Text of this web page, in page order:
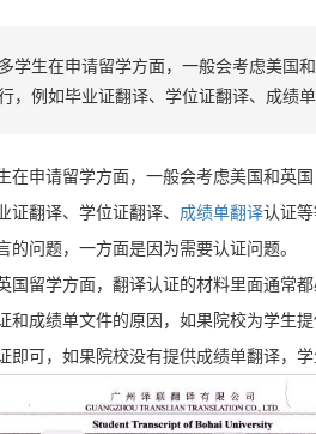
学生在申请留学方面，一般会考虑美国
，例如毕业证翻译、学位证翻译、成绩
在申请留学方面，一般会考虑美国和英
证翻译、学位证翻译、 成绩单翻译认证
的问题，一方面是因为需要认证问题。
国留学方面，翻译认证的材料里面通常
和成绩单文件的原因，如果院校为学生
即可，如果院校没有提供成绩单翻译，